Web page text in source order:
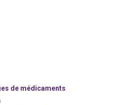
de médicaments